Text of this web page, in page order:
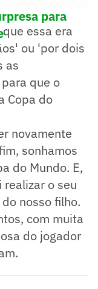
para
essa era
ou 'por dois
as
que o
Copa do
novamente
sonhamos
do Mundo. E,
realizar o seu
nosso filho.
com muita
do jogador